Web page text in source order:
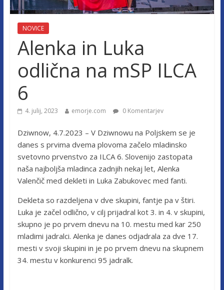
NOVICE
Alenka in Luka
odlična na mSP ILCA
6
4. julij, 2023 emorje.com 0 Komentarjev
Dziwnow, 4.7.2023 – V Dziwnowu na Poljskem se je
danes s prvima dvema plovoma začelo mladinsko
svetovno prvenstvo za ILCA 6. Slovenijo zastopata
naša najboljša mladinca zadnjih nekaj let, Alenka
Valenčič med dekleti in Luka Zabukovec med fanti.
Dekleta so razdeljena v dve skupini, fantje pa v štiri.
Luka je začel odlično, v cilj prijadral kot 3. in 4. v skupini,
skupno je po prvem dnevu na 10. mestu med kar 250
mladimi jadralci. Alenka je danes odjadrala za dve 17.
mesti v svoji skupini in je po prvem dnevu na skupnem
34. mestu v konkurenci 95 jadralk.